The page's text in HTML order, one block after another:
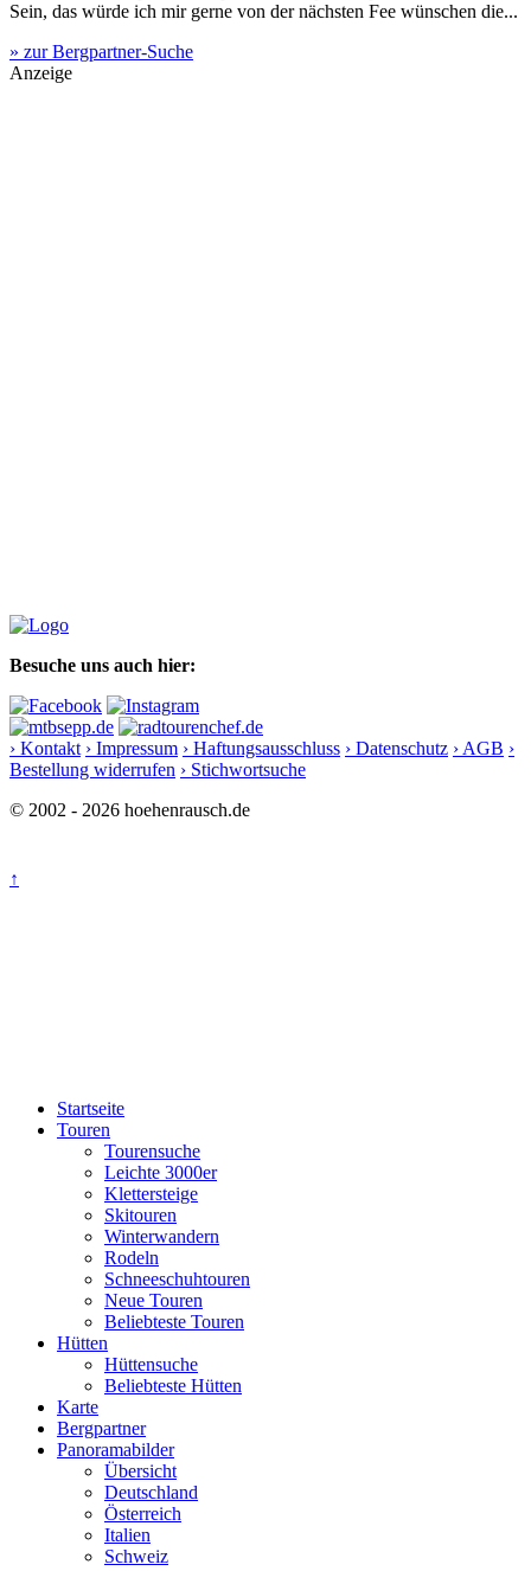
Sein, das würde ich mir gerne von der nächsten Fee wünschen die...
» zur Bergpartner-Suche
Anzeige
Besuche uns auch hier:
› Kontakt › Impressum › Haftungsausschluss › Datenschutz › AGB ›
Bestellung widerrufen › Stichwortsuche
© 2002 - 2026 hoehenrausch.de
↑
Startseite
Touren
Tourensuche
Leichte 3000er
Klettersteige
Skitouren
Winterwandern
Rodeln
Schneeschuhtouren
Neue Touren
Beliebteste Touren
Hütten
Hüttensuche
Beliebteste Hütten
Karte
Bergpartner
Panoramabilder
Übersicht
Deutschland
Österreich
Italien
Schweiz